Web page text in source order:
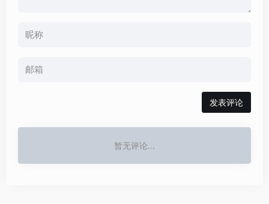
发表评论
暂无评论...